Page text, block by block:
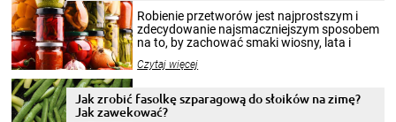
Robienie przetworów jest najprostszym i
zdecydowanie najsmaczniejszym sposobem
na to, by zachować smaki wiosny, lata i
krajobrazów, by cieszyć nimi oko w sezonie
pełni poczuć atmosferę cieplejszych
miesięcy. Przygotowanie słoików ze
Czytaj więcej
Jak zrobić fasolkę szparagową do słoików na zimę?
Jak zawekować?